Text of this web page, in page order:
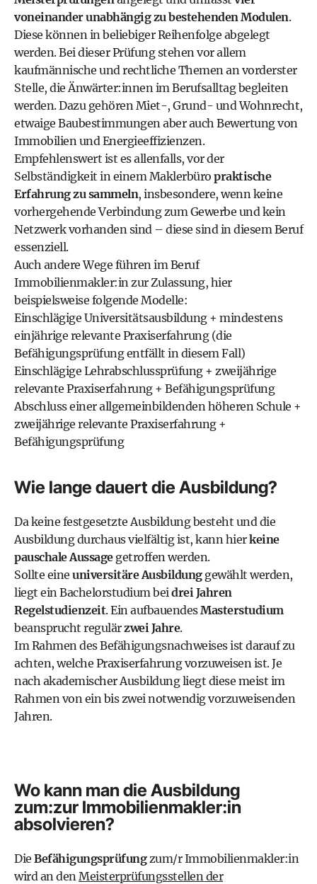
voneinander unabhängig zu bestehenden Modulen.
Diese können in beliebiger Reihenfolge abgelegt
werden. Bei dieser Prüfung stehen vor allem
kaufmännische und rechtliche Themen an vorderster
Stelle, die Änwärter:innen im Berufsalltag begleiten
werden. Dazu gehören Miet-, Grund- und Wohnrecht,
etwaige Baubestimmungen aber auch Bewertung von
Immobilien und Energieeffizienzen.
Empfehlenswert ist es allenfalls, vor der
Selbständigkeit in einem Maklerbüro praktische
Erfahrung zu sammeln, insbesondere, wenn keine
vorhergehende Verbindung zum Gewerbe und kein
Netzwerk vorhanden sind – diese sind in diesem Beruf
essenziell.
Auch andere Wege führen im Beruf
Immobilienmakler:in zur Zulassung, hier
beispielsweise folgende Modelle:
Einschlägige Universitätsausbildung + mindestens
einjährige relevante Praxiserfahrung (die
Befähigungsprüfung entfällt in diesem Fall)
Einschlägige Lehrabschlussprüfung + zweijährige
relevante Praxiserfahrung + Befähigungsprüfung
Abschluss einer allgemeinbildenden höheren Schule +
zweijährige relevante Praxiserfahrung +
Befähigungsprüfung
Wie lange dauert die Ausbildung?
Da keine festgesetzte Ausbildung besteht und die
Ausbildung durchaus vielfältig ist, kann hierkeine
pauschale Aussagegetroffen werden.
Sollte eine universitäre Ausbildunggewählt werden,
liegt ein Bachelorstudium beidrei Jahren
Regelstudienzeit. Ein aufbauendesMasterstudium
beansprucht regulärzwei Jahre.
Im Rahmen des Befähigungsnachweises ist darauf zu
achten, welche Praxiserfahrung vorzuweisen ist. Je
nach akademischer Ausbildung liegt diese meist im
Rahmen von ein bis zwei notwendig vorzuweisenden
Jahren.
Wo kann man die Ausbildung
zum:zur Immobilienmakler:in
absolvieren?
Die Befähigungsprüfungzum/r Immobilienmakler:in
wird an denMeisterprüfungsstellen der